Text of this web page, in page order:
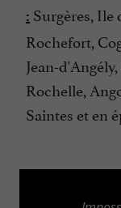
: Surgères, Ile
Rochefort,
Jean-
Rochelle,
Saintes et en